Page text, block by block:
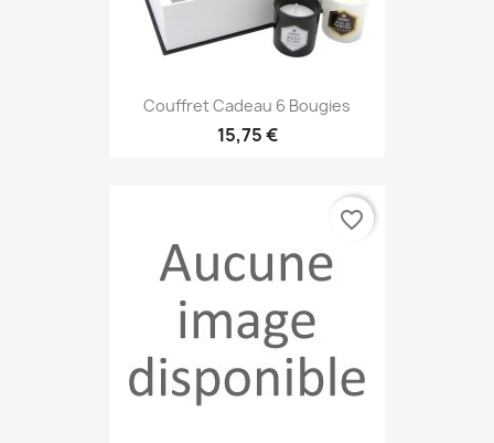
Couffret Cadeau 6 Bougies
15,75 €
favorite_border